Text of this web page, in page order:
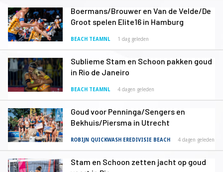
Boermans/Brouwer en Van de Velde/De
Groot spelen Elite16 in Hamburg
BEACH TEAMNL 1 dag geleden
Sublieme Stam en Schoon pakken goud
in Rio de Janeiro
BEACH TEAMNL 4 dagen geleden
Goud voor Penninga/Sengers en
Bekhuis/Piersma in Utrecht
ROBIJN QUICKWASH EREDIVISIE BEACH 4 dagen geleden
Stam en Schoon zetten jacht op goud